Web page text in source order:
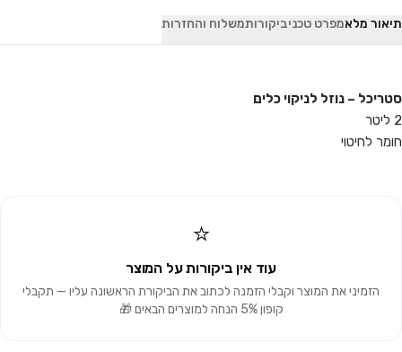
תיאור מלאמפרט טכניביקורותמשלוח והחזרות
סטריכל – נוזל לניקוי כלים
2 ליטר
חומר לחיטוי
⭐
עוד אין ביקורות על המוצר
הזמיני את המוצר וקבלי הזמנה לכתוב את הביקורת הראשונה עליו — תקבלי
קופון 5% הנחה למוצרים הבאים 🎁